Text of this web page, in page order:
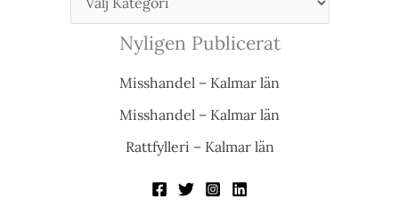
Nyligen Publicerat
Misshandel – Kalmar län
Misshandel – Kalmar län
Rattfylleri – Kalmar län